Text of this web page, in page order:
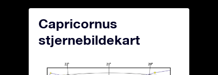
Capricornus
stjernebildekart